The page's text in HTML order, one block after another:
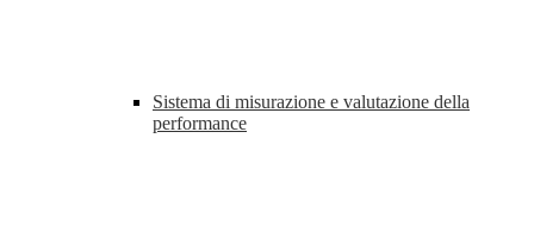
Sistema di misurazione e valutazione della
performance